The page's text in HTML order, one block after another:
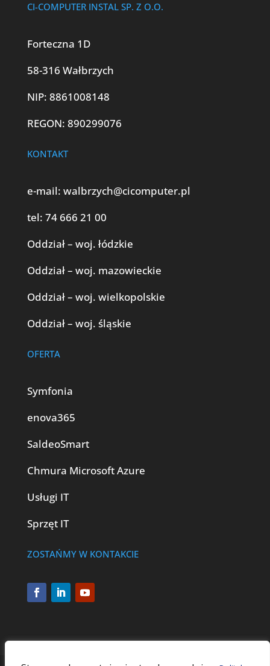
CI-COMPUTER INSTAL SP. Z O.O.
Forteczna 1D
58-316 Wałbrzych
NIP: 8861008148
REGON: 890299076
KONTAKT
e-mail: walbrzych@cicomputer.pl
tel: 74 666 21 00
Oddział – woj. łódzkie
Oddział – woj. mazowieckie
Oddział – woj. wielkopolskie
Oddział – woj. śląskie
OFERTA
Symfonia
enova365
SaldeoSmart
Chmura Microsoft Azure
Usługi IT
Sprzęt IT
ZOSTAŃMY W KONTAKCIE